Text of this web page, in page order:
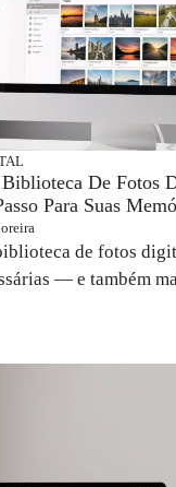
De Fotos
Para Suas
de fotos
— e também